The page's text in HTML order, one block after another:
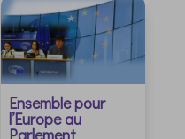
Ensemble pour
l’Europe au